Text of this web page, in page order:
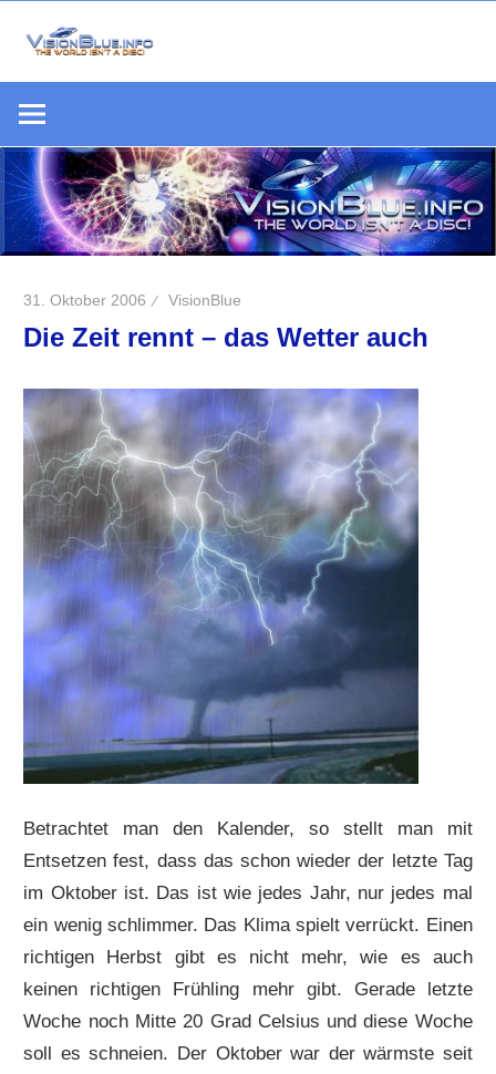
Inhalt
springen
Welt
keine
Scheibe
31. Oktober 2006 VisionBlue
Die Zeit rennt – das Wetter auch
Betrachtet man den Kalender, so stellt man mit
Entsetzen fest, dass das schon wieder der letzte Tag
im Oktober ist. Das ist wie jedes Jahr, nur jedes mal
ein wenig schlimmer. Das Klima spielt verrückt. Einen
richtigen Herbst gibt es nicht mehr, wie es auch
keinen richtigen Frühling mehr gibt. Gerade letzte
Woche noch Mitte 20 Grad Celsius und diese Woche
soll es schneien. Der Oktober war der wärmste seit